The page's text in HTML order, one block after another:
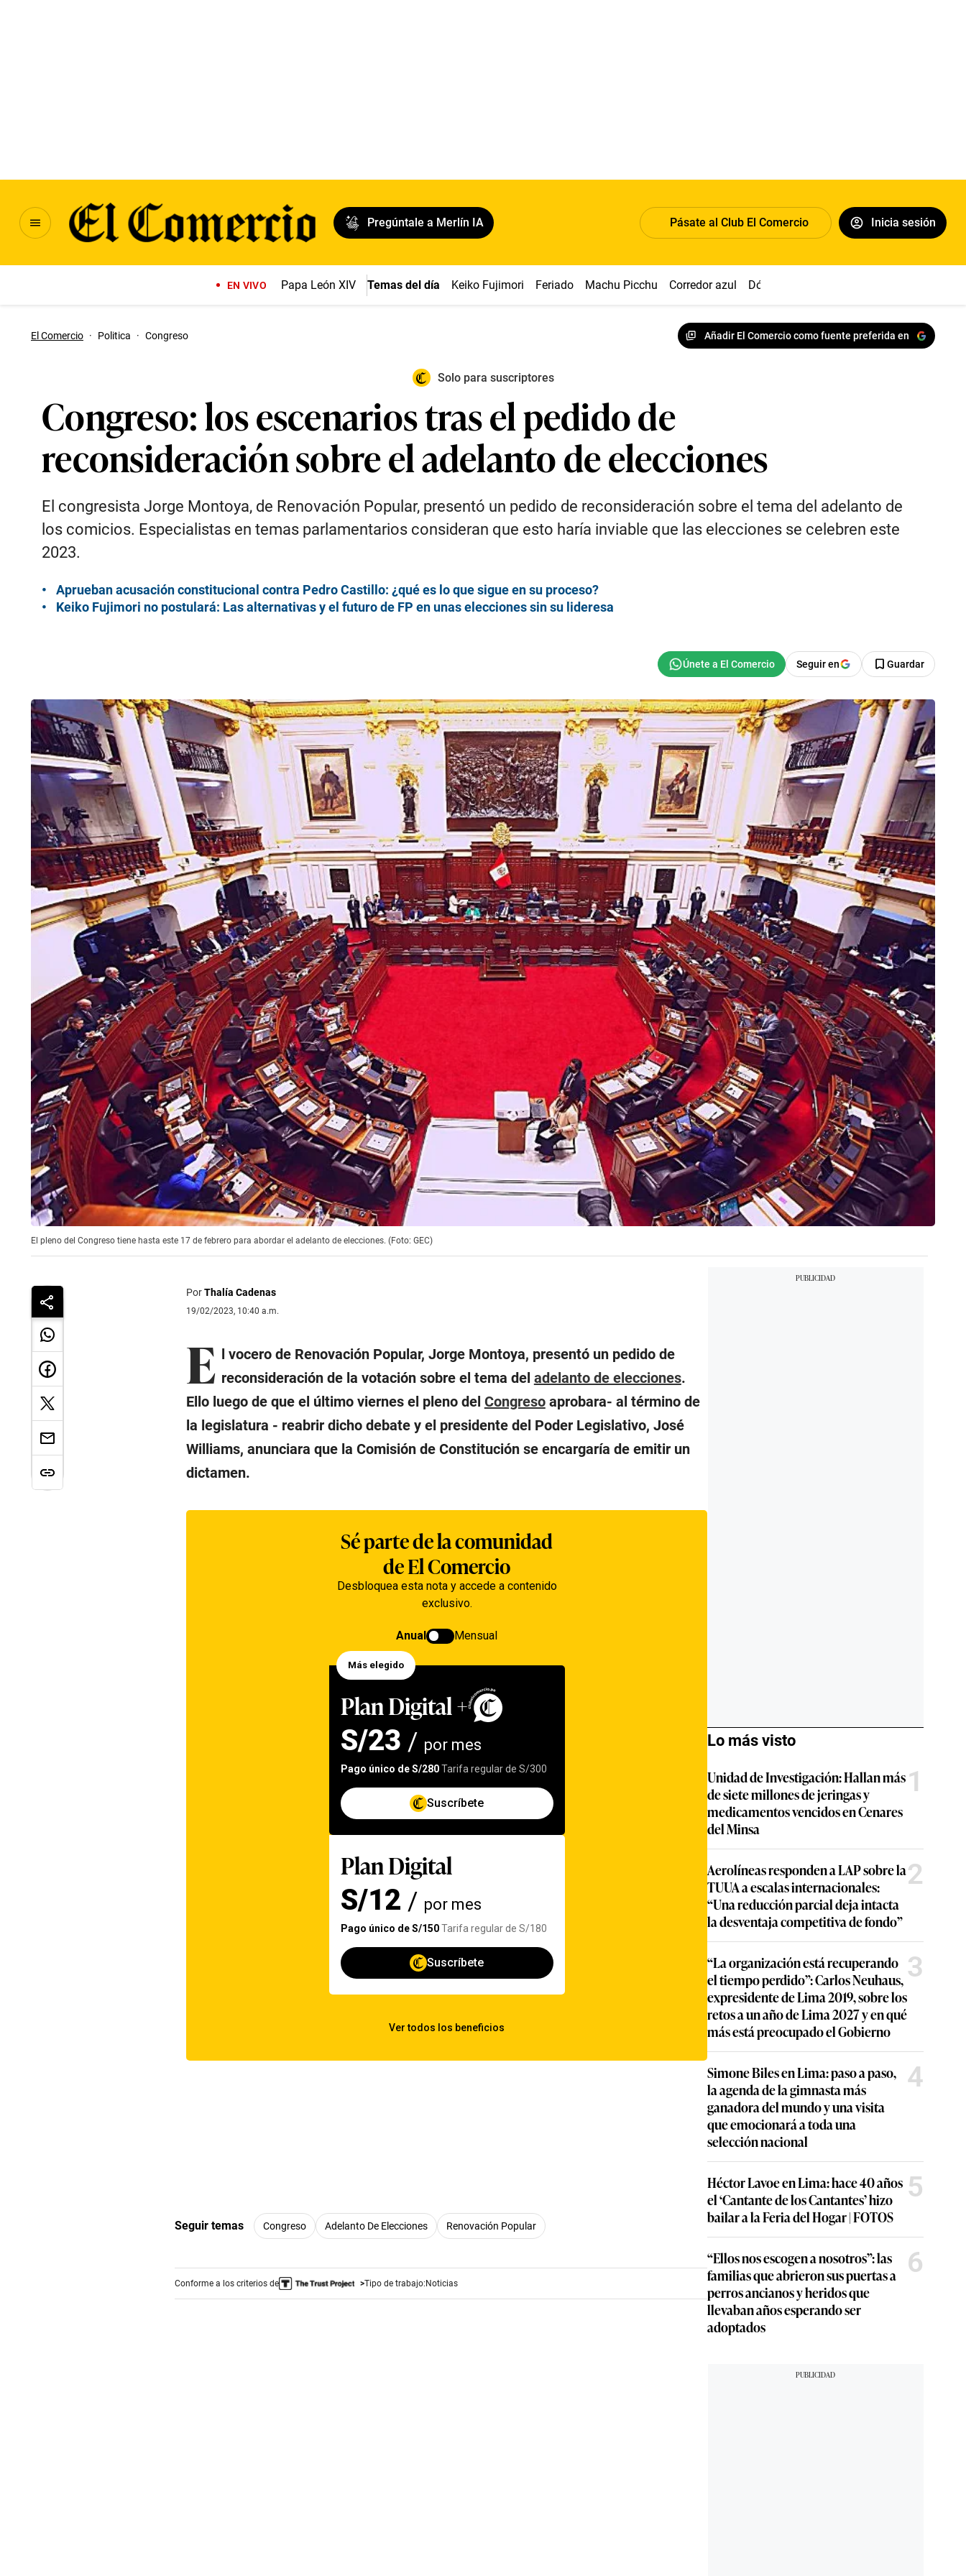
Pregúntale a Merlín IA Pásate al Club El Comercio Inicia sesión
EN VIVO Papa León XIV Temas del día Keiko Fujimori Feriado Machu Picchu Corredor azul Dólar
El Comercio · Politica · Congreso Añadir El Comercio como fuente preferida en
Solo para suscriptores
Congreso: los escenarios tras el pedido de
reconsideración sobre el adelanto de elecciones
El congresista Jorge Montoya, de Renovación Popular, presentó un pedido de reconsideración sobre el tema del adelanto de
los comicios. Especialistas en temas parlamentarios consideran que esto haría inviable que las elecciones se celebren este
2023.
Aprueban acusación constitucional contra Pedro Castillo: ¿qué es lo que sigue en su proceso?
Keiko Fujimori no postulará: Las alternativas y el futuro de FP en unas elecciones sin su lideresa
Seguir en Guardar
El pleno del Congreso tiene hasta este 17 de febrero para abordar el adelanto de elecciones. (Foto: GEC)
PorThalía Cadenas
19/02/2023, 10:40 a.m.
E l vocero de Renovación Popular, Jorge Montoya, presentó un pedido de
reconsideración de la votación sobre el tema del adelanto de elecciones.
Ello luego de que el último viernes el pleno del Congresoaprobara- al término de
la legislatura - reabrir dicho debate y el presidente del Poder Legislativo, José
Williams, anunciara que la Comisión de Constitución se encargaría de emitir un
dictamen.
Seguir temas Congreso Adelanto De Elecciones Renovación Popular
Conforme a los criterios de Tipo de trabajo: Noticias
Lo más visto
Unidad de Investigación: Hallan más
de siete millones de jeringas y
medicamentos vencidos en Cenares
del Minsa
1
Aerolíneas responden a LAP sobre la
TUUA a escalas internacionales:
“Una reducción parcial deja intacta
la desventaja competitiva de fondo”
2
“La organización está recuperando
el tiempo perdido”: Carlos Neuhaus,
expresidente de Lima 2019, sobre los
retos a un año de Lima 2027 y en qué
más está preocupado el Gobierno
3
Simone Biles en Lima: paso a paso,
la agenda de la gimnasta más
ganadora del mundo y una visita
que emocionará a toda una
selección nacional
4
Héctor Lavoe en Lima: hace 40 años
el ‘Cantante de los Cantantes’ hizo
bailar a la Feria del Hogar | FOTOS
5
“Ellos nos escogen a nosotros”: las
familias que abrieron sus puertas a
perros ancianos y heridos que
llevaban años esperando ser
adoptados
6